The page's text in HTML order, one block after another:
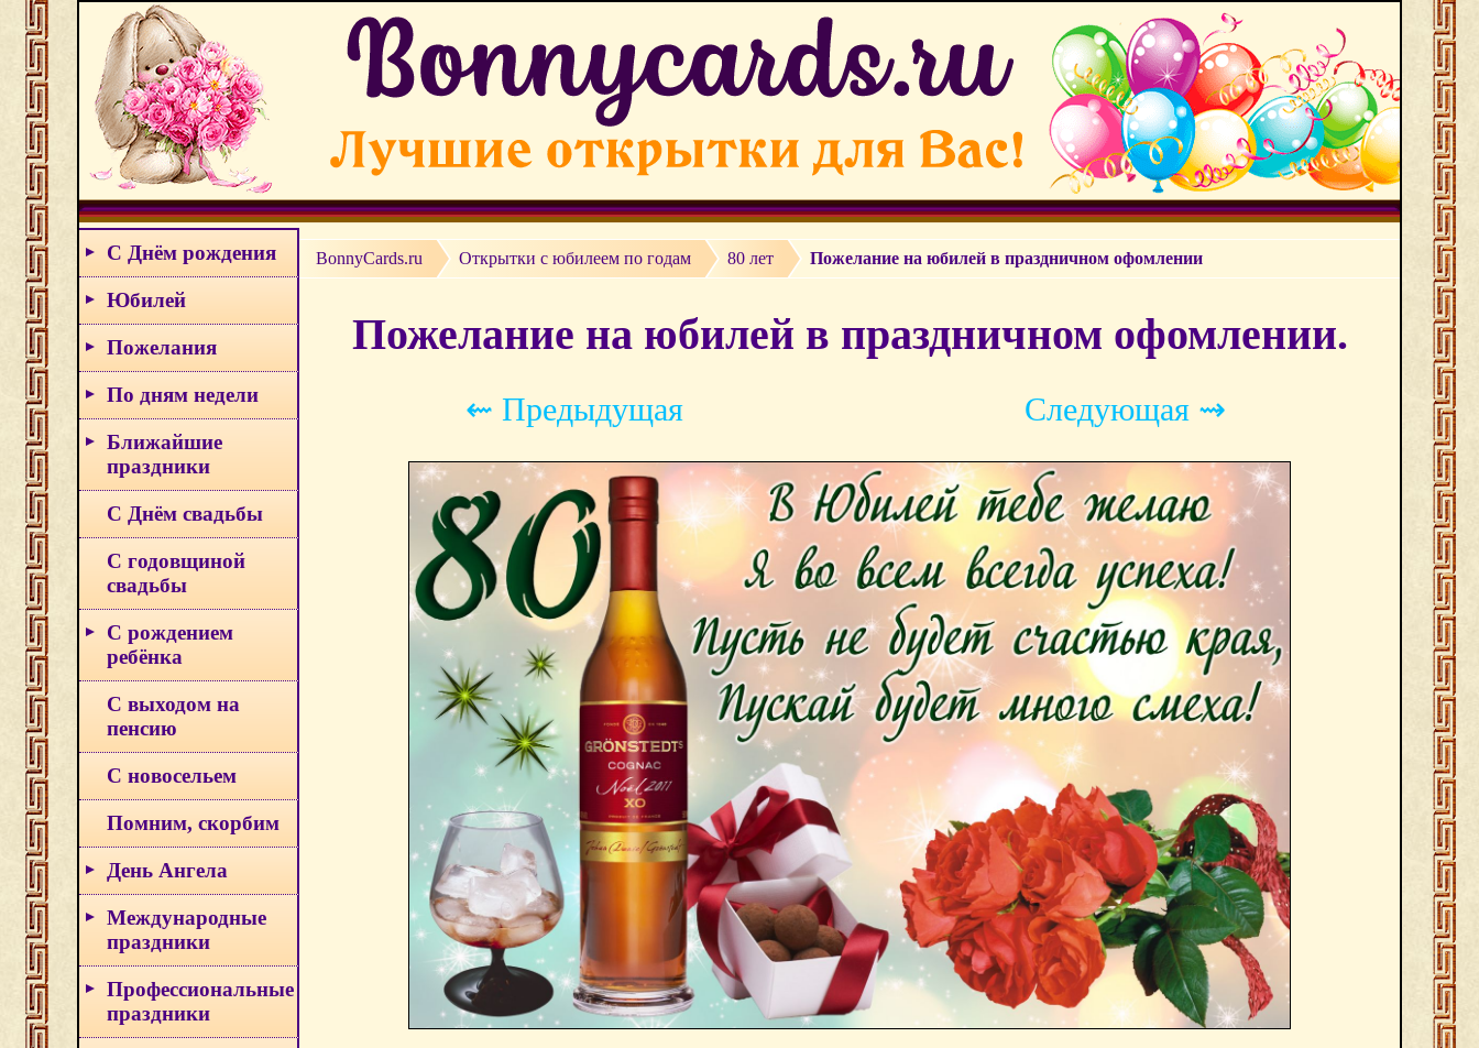
С Днём рождения
Юбилей
Пожелания
По дням недели
Ближайшие
праздники
С Днём свадьбы
С годовщиной
свадьбы
С рождением
ребёнка
С выходом на
пенсию
С новосельем
Помним, скорбим
День Ангела
Международные
праздники
Профессиональные
праздники
BonnyCards.ru Открытки c юбилеем по годам 80 лет Пожелание на юбилей в праздничном офомлении
Пожелание на юбилей в праздничном офомлении.
⇜ Предыдущая Следующая ⇝